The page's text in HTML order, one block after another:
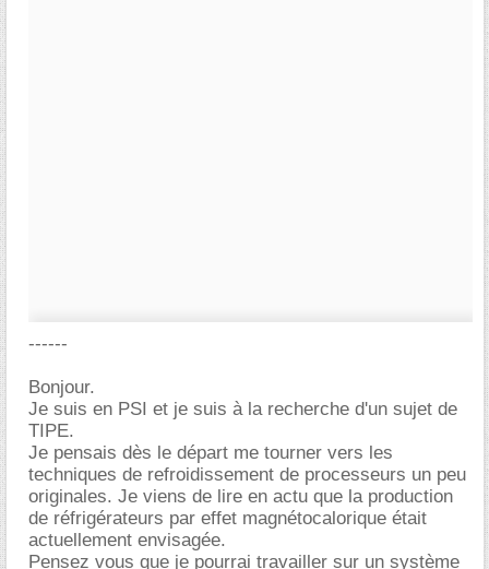
------
Bonjour.
Je suis en PSI et je suis à la recherche d'un sujet de
TIPE.
Je pensais dès le départ me tourner vers les
techniques de refroidissement de processeurs un peu
originales. Je viens de lire en actu que la production
de réfrigérateurs par effet magnétocalorique était
actuellement envisagée.
Pensez vous que je pourrai travailler sur un système